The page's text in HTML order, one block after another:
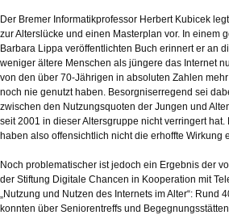
Der Bremer Informatikprofessor Herbert Kubicek
zur Alterslücke und einen Masterplan vor. In einem
Barbara Lippa veröffentlichten Buch erinnert er an
weniger ältere Menschen als jüngere das Internet
von den über 70-Jährigen in absoluten Zahlen
noch nie genutzt haben. Besorgniserregend sei
zwischen den Nutzungsquoten der Jungen und
seit 2001 in dieser Altersgruppe nicht verringert
haben also offensichtlich nicht die erhoffte Wirkung
Noch problematischer ist jedoch ein Ergebnis der
der Stiftung Digitale Chancen in Kooperation mit
„Nutzung und Nutzen des Internets im Alter“: Rund
konnten über Seniorentreffs und